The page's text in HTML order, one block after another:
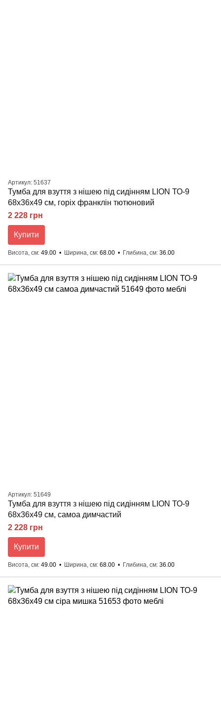
Артикул: 51637
Тумба для взуття з нішею під сидінням LION ТО-9
68x36x49 см, горіх франклін тютюновий
2 228 грн
Купити
Висота, см 49.00 Ширина, см 68.00 Глибина, см 36.00
Артикул: 51649
Тумба для взуття з нішею під сидінням LION ТО-9
68x36x49 см, самоа димчастий
2 228 грн
Купити
Висота, см 49.00 Ширина, см 68.00 Глибина, см 36.00